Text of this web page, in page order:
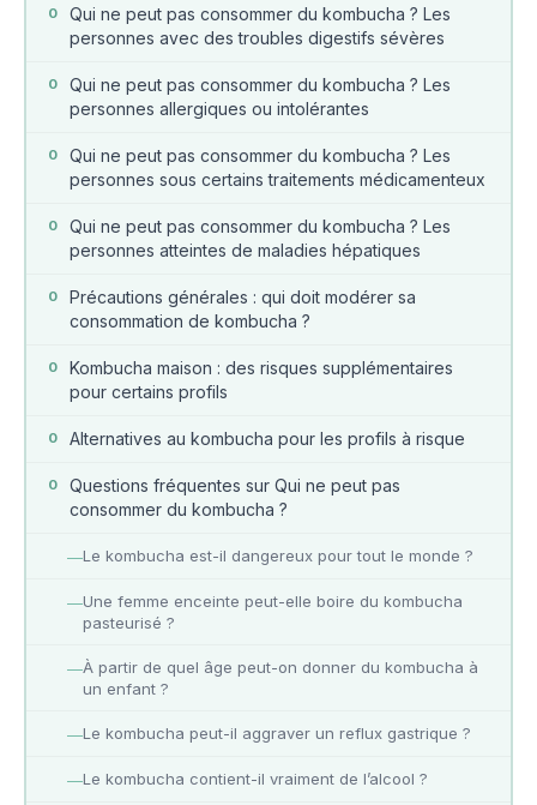
0
Qui ne peut pas consommer du kombucha ? Les
personnes avec des troubles digestifs sévères
0
Qui ne peut pas consommer du kombucha ? Les
personnes allergiques ou intolérantes
0
Qui ne peut pas consommer du kombucha ? Les
personnes sous certains traitements médicamenteux
0
Qui ne peut pas consommer du kombucha ? Les
personnes atteintes de maladies hépatiques
0
Précautions générales : qui doit modérer sa
consommation de kombucha ?
0
Kombucha maison : des risques supplémentaires
pour certains profils
0 Alternatives au kombucha pour les profils à risque
0
Questions fréquentes sur Qui ne peut pas
consommer du kombucha ?
—Le kombucha est-il dangereux pour tout le monde ?
—Une femme enceinte peut-elle boire du kombucha
pasteurisé ?
—À partir de quel âge peut-on donner du kombucha à
un enfant ?
—Le kombucha peut-il aggraver un reflux gastrique ?
—Le kombucha contient-il vraiment de l’alcool ?